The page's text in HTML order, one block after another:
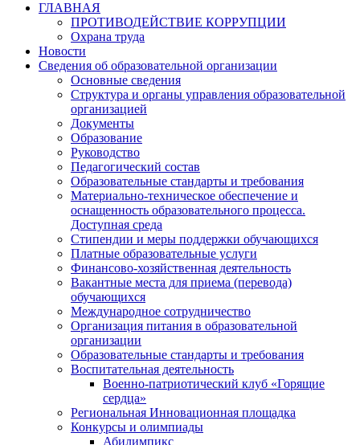
ГЛАВНАЯ
ПРОТИВОДЕЙСТВИЕ КОРРУПЦИИ
Охрана труда
Новости
Сведения об образовательной организации
Основные сведения
Структура и органы управления образовательной
организацией
Документы
Образование
Руководство
Педагогический состав
Образовательные стандарты и требования
Материально-техническое обеспечение и
оснащенность образовательного процесса.
Доступная среда
Стипендии и меры поддержки обучающихся
Платные образовательные услуги
Финансово-хозяйственная деятельность
Вакантные места для приема (перевода)
обучающихся
Международное сотрудничество
Организация питания в образовательной
организации
Образовательные стандарты и требования
Воспитательная деятельность
Военно-патриотический клуб «Горящие
сердца»
Региональная Инновационная площадка
Конкурсы и олимпиады
Абилимпикс